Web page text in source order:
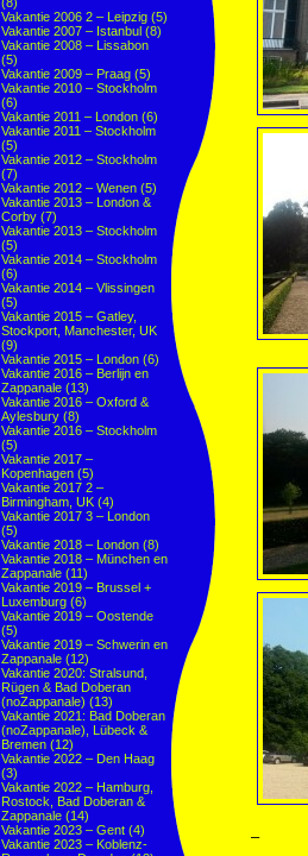
Vakantie 2006 2 – Leipzig (5)
Vakantie 2007 – Istanbul (8)
Vakantie 2008 – Lissabon
(5)
Vakantie 2009 – Praag (5)
Vakantie 2010 – Stockholm
(6)
Vakantie 2011 – London (6)
Vakantie 2011 – Stockholm
(5)
Vakantie 2012 – Stockholm
(7)
Vakantie 2012 – Wenen (5)
Vakantie 2013 – London &
Corby (7)
Vakantie 2013 – Stockholm
(5)
Vakantie 2014 – Stockholm
(6)
Vakantie 2014 – Vlissingen
(5)
Vakantie 2015 – Gatley,
Stockport, Manchester, UK
(9)
Vakantie 2015 – London (6)
Vakantie 2016 – Berlijn en
Zappanale (13)
Vakantie 2016 – Oxford &
Aylesbury (8)
Vakantie 2016 – Stockholm
(5)
Vakantie 2017 –
Kopenhagen (5)
Vakantie 2017 2 –
Birmingham, UK (4)
Vakantie 2017 3 – London
(5)
Vakantie 2018 – London (8)
Vakantie 2018 – München en
Zappanale (11)
Vakantie 2019 – Brussel +
Luxemburg (6)
Vakantie 2019 – Oostende
(5)
Vakantie 2019 – Schwerin en
Zappanale (12)
Vakantie 2020: Stralsund,
Rügen & Bad Doberan
(noZappanale) (13)
Vakantie 2021: Bad Doberan
(noZappanale), Lübeck &
Bremen (12)
Vakantie 2022 – Den Haag
(3)
Vakantie 2022 – Hamburg,
Rostock, Bad Doberan &
Zappanale (14)
Vakantie 2023 – Gent (4)
Vakantie 2023 – Koblenz-
–